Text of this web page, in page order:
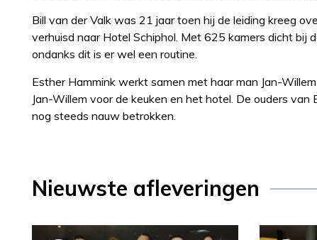
Bill van der Valk was 21 jaar toen hij de leiding kreeg
verhuisd naar Hotel Schiphol. Met 625 kamers dicht bij
ondanks dit is er wel een routine.
Esther Hammink werkt samen met haar man Jan-
Jan-Willem voor de keuken en het hotel. De ouders
nog steeds nauw betrokken.
Nieuwste afleveringen